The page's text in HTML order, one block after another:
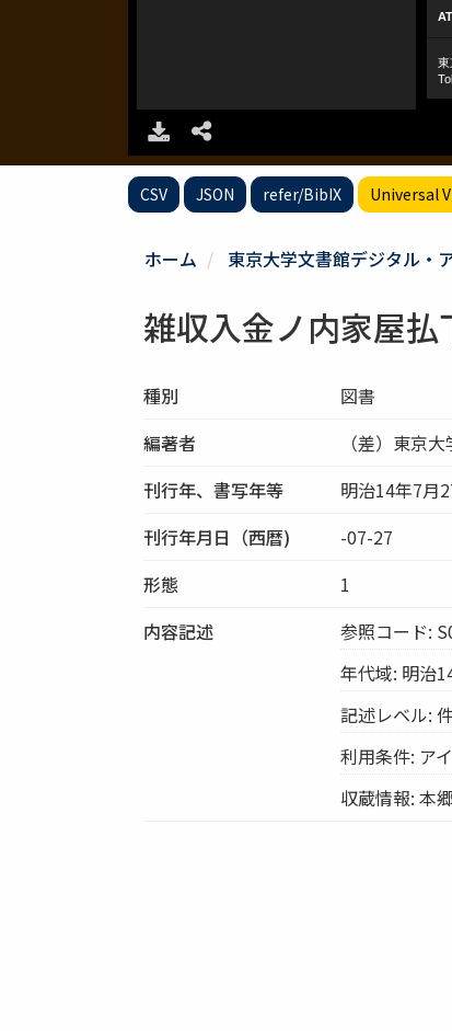
CSV JSON refer/BibIX Universal
ホーム 東京大学文書館デジタル・
雑収入金ノ内家屋
種別
図書
編著者
（差）東京
刊行年、書写年等
明治14年7月
刊行年月日（西暦)
-07-27
形態
1
内容記述
参照コード:
年代域: 明治
記述レベル:
利用条件: ア
収蔵情報: 本